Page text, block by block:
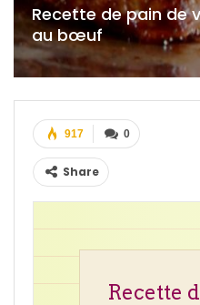
Recette de pain de
au bœuf
0
917
Share
Recette